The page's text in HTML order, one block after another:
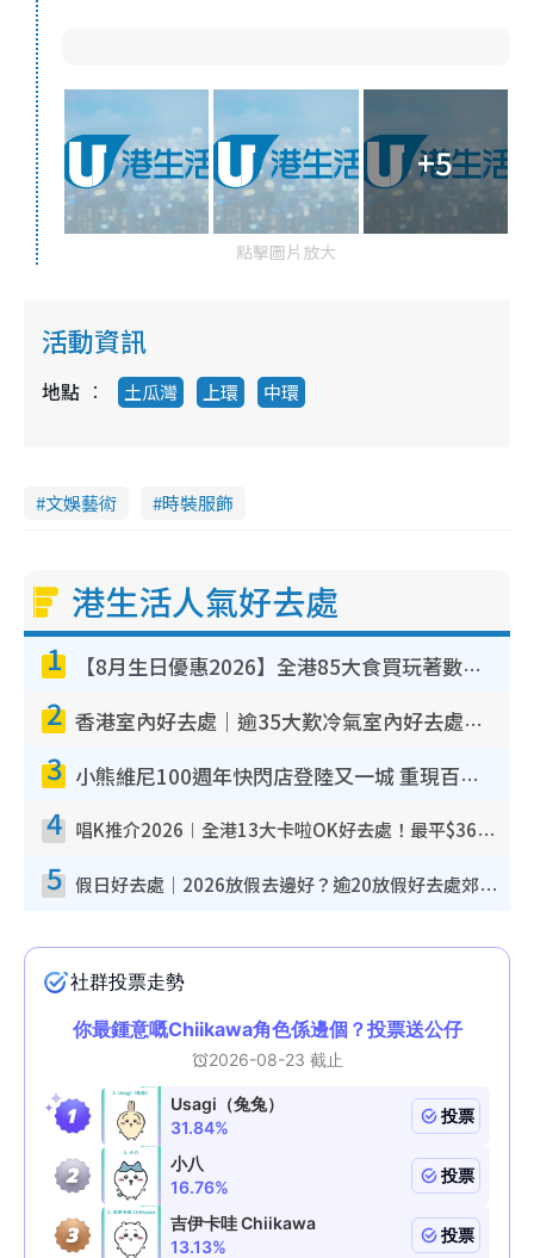
+5
點擊圖片放大
活動資訊
地點 土瓜灣 上環 中環
文娛藝術 時裝服飾
港生活人氣好去處
1 【8月生日優惠2026】全港85大食買玩著數攻略 自助餐/火鍋放題同行免費＋誠品/DONKI送現金券
2 香港室內好去處｜逾35大歎冷氣室內好去處推介 室內活動免費避雨無懼落雨
3 小熊維尼100週年快閃店登陸又一城 重現百畝森林經典場景／獨家限定盲盒登場／專屬DIY香水
4 唱K推介2026︱全港13大卡啦OK好去處！最平$36起 日文K都有！(附地址+收費詳情)
5 假日好去處｜2026放假去邊好？逾20放假好去處郊外/秘景 休閒半日或一日遊